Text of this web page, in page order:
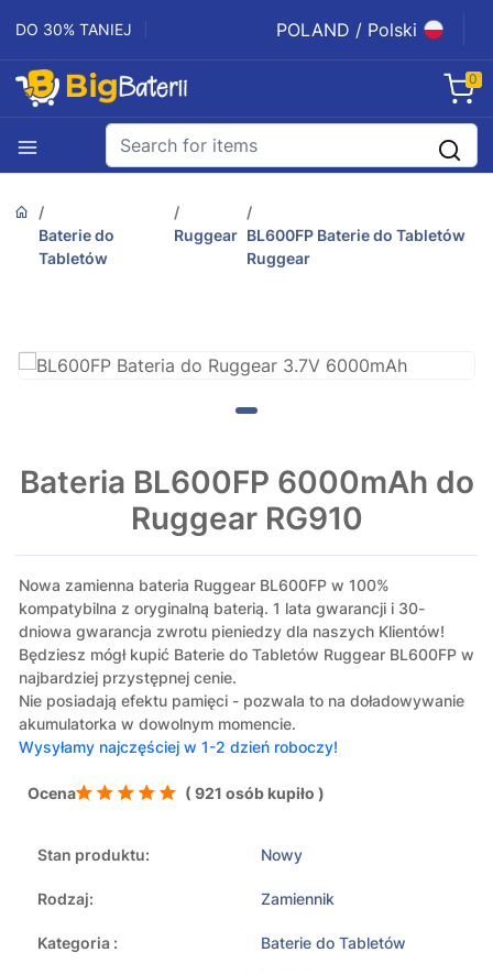
DO 30% TANIEJ POLAND / Polski
0
Baterie do
Tabletów
Ruggear BL600FP Baterie do Tabletów
Ruggear
Bateria BL600FP 6000mAh do
Ruggear RG910
Nowa zamienna bateria Ruggear BL600FP w 100%
kompatybilna z oryginalną baterią. 1 lata gwarancji i 30-
dniowa gwarancja zwrotu pieniedzy dla naszych Klientów!
Będziesz mógł kupić Baterie do Tabletów Ruggear BL600FP w
najbardziej przystępnej cenie.
Nie posiadają efektu pamięci - pozwala to na doładowywanie
akumulatorka w dowolnym momencie.
Wysyłamy najczęściej w 1-2 dzień roboczy!
Ocena ( 921 osób kupiło )
Stan produktu: Nowy
Rodzaj: Zamiennik
Kategoria : Baterie do Tabletów